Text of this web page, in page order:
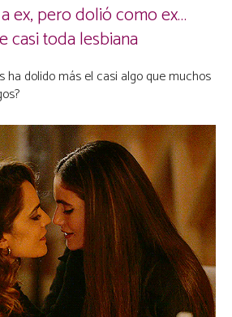
ex, pero dolió como ex…
toda lesbiana
ha dolido más el casi algo que muchos